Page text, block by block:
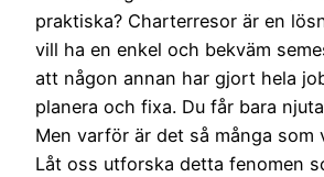
praktiska? Charterresor är en
vill ha en enkel och bekväm
att någon annan har gjort hela
planera och fixa. Du får bara
Men varför är det så många som
Låt oss utforska detta fenomen